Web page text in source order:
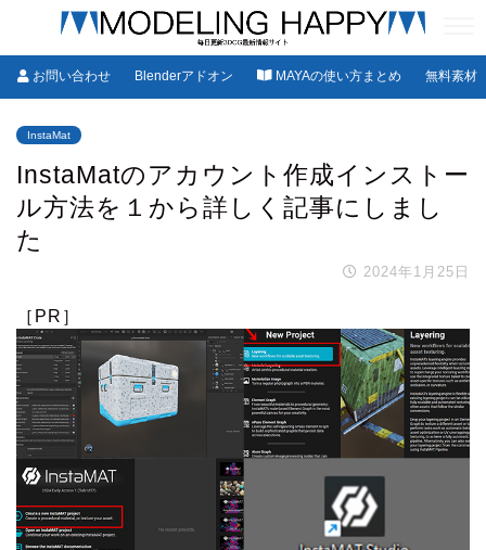
お問い合わせ Blenderアドオン MAYAの使い方まとめ 無料素材
InstaMat
InstaMatのアカウント作成インストー
ル方法を１から詳しく記事にしまし
た
2024年1月25日
［PR］